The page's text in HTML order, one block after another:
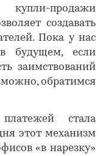
купли-продажи
создавать
Пока у нас
будущем, если
заимствований
обратимся
стала
этот механизм
«в нарезку»